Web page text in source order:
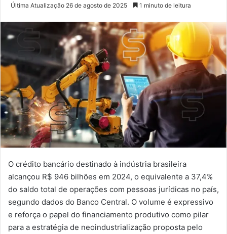
Última Atualização 26 de agosto de 2025 1 minuto de leitura
O crédito bancário destinado à indústria brasileira
alcançou R$ 946 bilhões em 2024, o equivalente a 37,4%
do saldo total de operações com pessoas jurídicas no país,
segundo dados do Banco Central. O volume é expressivo
e reforça o papel do financiamento produtivo como pilar
para a estratégia de neoindustrialização proposta pelo